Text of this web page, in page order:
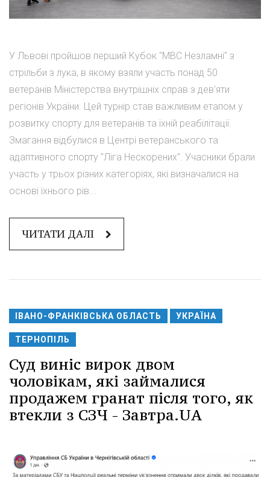
У Львові пройшов перший Кубок "МВС Незламні" з
стрільби з лука, в якому взяли участь понад 50
ветеранів Міністерства внутрішніх справ з дев'яти
регіонів України. Цей турнір став важливим етапом у
розвитку спорту для ветеранів та їхній реабілітації.
Змагання відбулися в Центрі ветеранського та
адаптивного спорту "Ліга Нескорених". Учасники брали
участь у трьох різних категоріях, які визначалися на
основі їхнього рів...
ЧИТАТИ ДАЛІ
ІВАНО-ФРАНКІВСЬКА ОБЛАСТЬ УКРАЇНА
ТЕРНОПІЛЬ
Суд виніс вирок двом
чоловікам, які займалися
продажем гранат після того, як
втекли з СЗЧ - Завтра.UA